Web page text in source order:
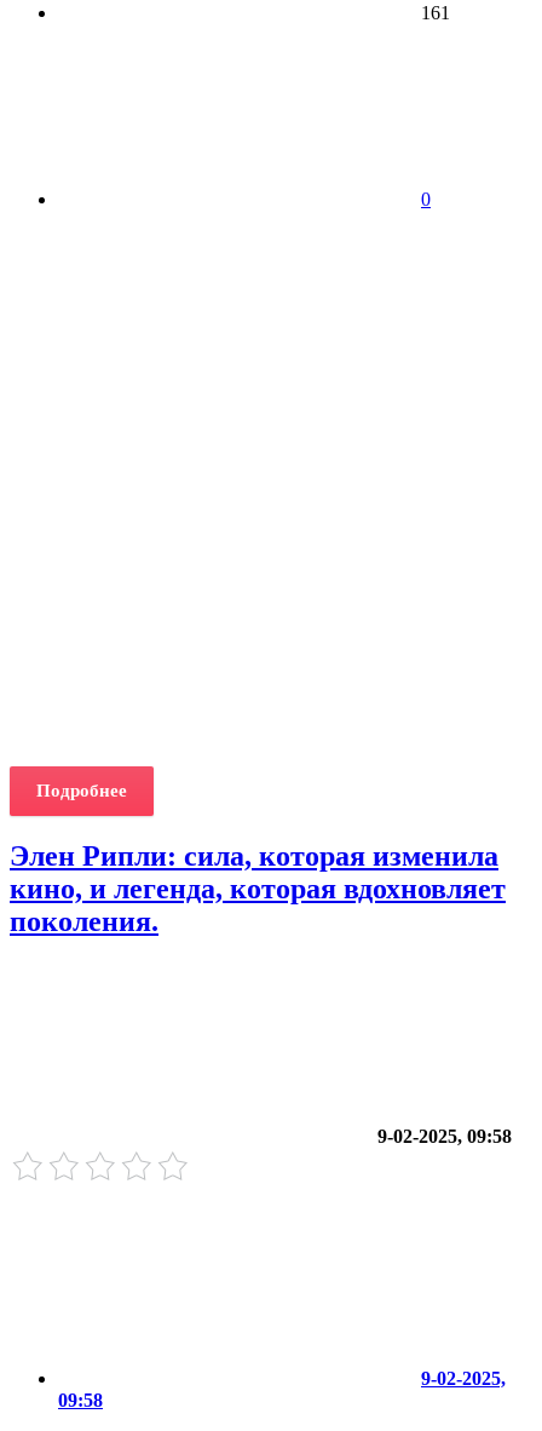
161
0
Подробнее
Элен Рипли: сила, которая изменила
кино, и легенда, которая вдохновляет
поколения.
9-02-2025, 09:58
9-02-2025,
09:58